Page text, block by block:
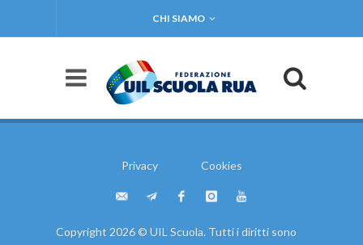
CHI SIAMO
Privacy Cookies
Copyright 2026 © UIL Scuola. Tutti i diritti sono